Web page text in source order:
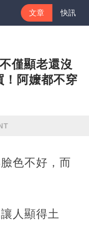
文章 快訊
僅顯老還沒
！阿嬤都不穿
色不好，而
人顯得土